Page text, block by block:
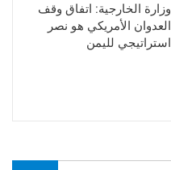
وزارة الخارجية: اتفاق وقف
العدوان الأمريكي هو نصر
استراتيجي لليمن